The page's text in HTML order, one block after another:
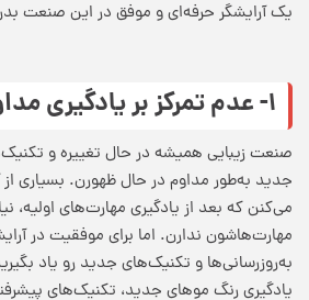
یک آرایشگر حرفه‌ای و موفق در این صنعت
۱- عدم تمرکز بر یادگیری مداوم
صنعت زیبایی همیشه در حال تغییره و
جدید به‌طور مداوم در حال ظهورن. بسیاری از
می‌کنن که بعد از یادگیری مهارت‌های اولیه،
مهارت‌هاشون ندارن. اما برای موفقیت در
به‌روزرسانی‌ها و تکنیک‌های جدید رو یاد
یادگیری رنگ موهای جدید، تکنیک‌های